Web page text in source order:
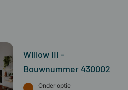
Willow III -
Bouwnummer 430002
Onder optie